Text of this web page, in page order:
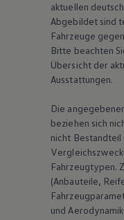
aktuellen
Abgebildet sind
Fahrzeuge
Bitte beachten
Übersicht der
Ausstattungen.
Die
beziehen sich
nicht Bestandteil
Fahrzeugtypen.
(Anbauteile,
und